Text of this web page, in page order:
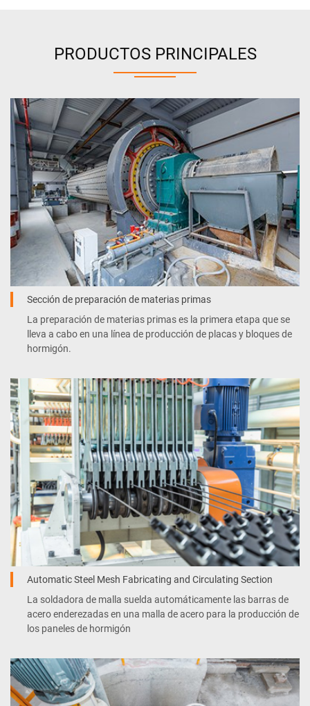
PRODUCTOS PRINCIPALES
Sección de preparación de materias primas
La preparación de materias primas es la primera etapa que se
lleva a cabo en una línea de producción de placas y bloques de
hormigón.
Automatic Steel Mesh Fabricating and Circulating Section
La soldadora de malla suelda automáticamente las barras de
acero enderezadas en una malla de acero para la producción de
los paneles de hormigón